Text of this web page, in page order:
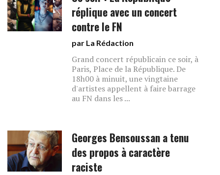
réplique avec un concert
contre le FN
par La Rédaction
Grand concert républicain ce soir, à
Paris, Place de la République. De
18h00 à minuit, une vingtaine
d'artistes appellent à faire barrage
au FN dans les ...
Georges Bensoussan a tenu
des propos à caractère
raciste